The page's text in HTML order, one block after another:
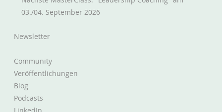
Newsletter
Community
Veröffentlichungen
Blog
Podcasts
03./04. September 2026